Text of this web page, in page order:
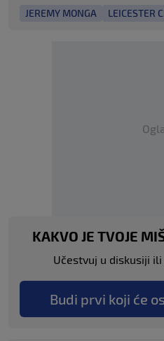
JEREMY MONGA LEICESTER
KAKVO JE TVOJE
Učestvuj u diskusiji
Budi prvi koji će